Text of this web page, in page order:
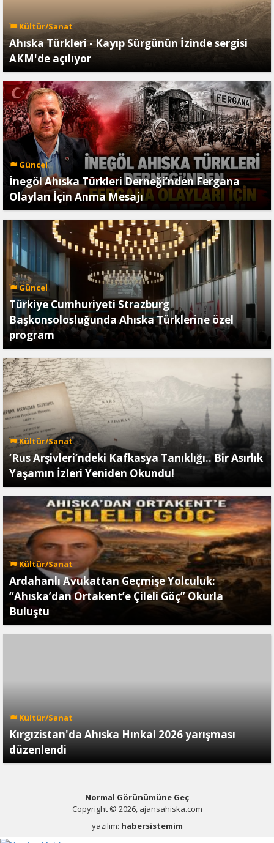
Kültür/Sanat
Ahıska Türkleri - Kayıp Sürgünün İzinde sergisi
AKM'de açılıyor
Güncel
İnegöl Ahıska Türkleri Derneği’nden Fergana
Olayları İçin Anma Mesajı
Güncel
Türkiye Cumhuriyeti Strazburg
Başkonsolosluğunda Ahıska Türklerine özel
program
Kültür/Sanat
‘Rus Arşivleri’ndeki Kafkasya Tanıklığı.. Bir Asırlık
Yaşamın İzleri Yeniden Okundu!
Kültür/Sanat
Ardahanlı Avukattan Geçmişe Yolculuk:
“Ahıska’dan Ortakent’e Çileli Göç” Okurla
Buluştu
Kültür/Sanat
Kırgızistan'da Ahıska Hınkal 2026 yarışması
düzenlendi
Normal Görünümüne Geç
Copyright © 2026, ajansahiska.com
yazılım: habersistemim